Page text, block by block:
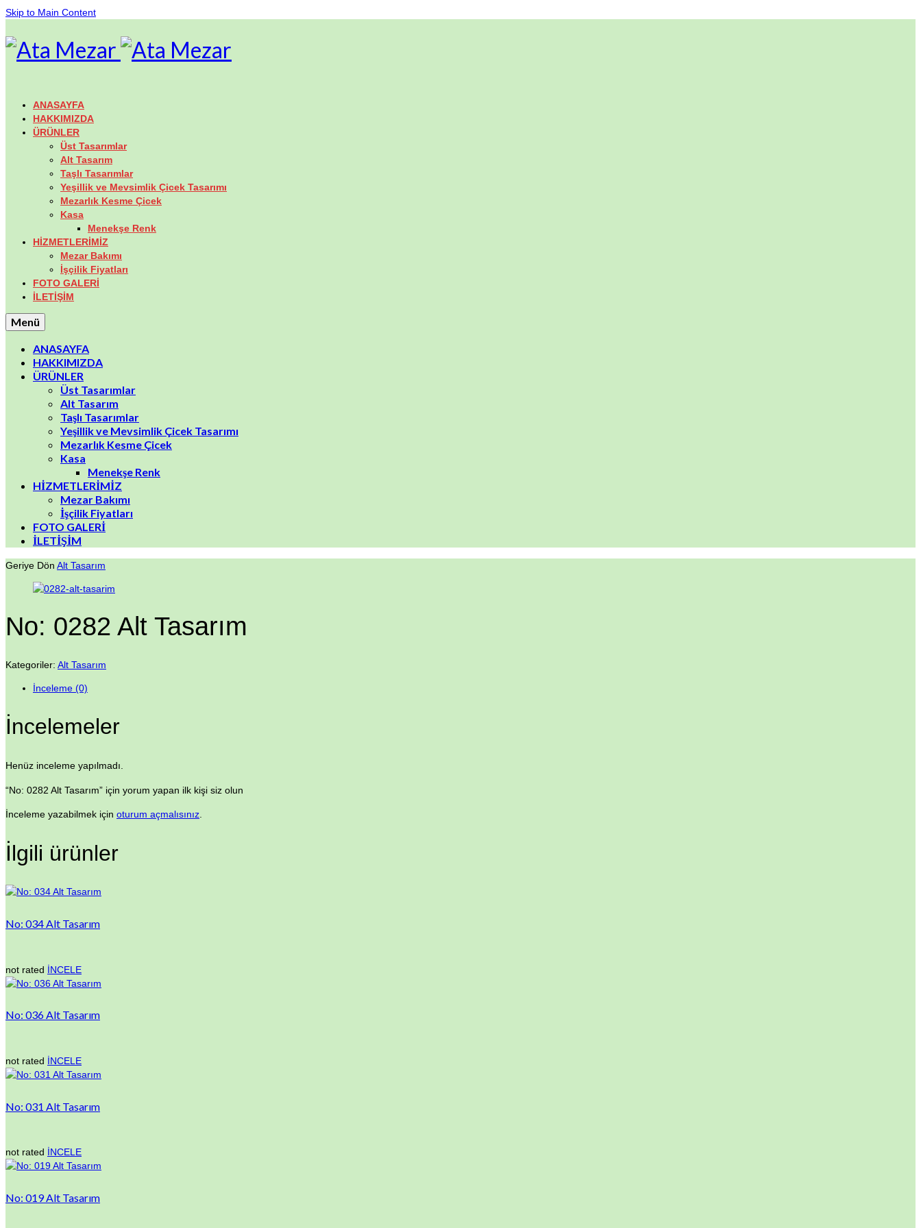
Skip to Main Content
ANASAYFA
HAKKIMIZDA
ÜRÜNLER
Üst Tasarımlar
Alt Tasarım
Taşlı Tasarımlar
Yeşillik ve Mevsimlik Çicek Tasarımı
Mezarlık Kesme Çicek
Kasa
Menekşe Renk
HİZMETLERİMİZ
Mezar Bakımı
İşçilik Fiyatları
FOTO GALERİ
İLETİŞİM
Menü
ANASAYFA
HAKKIMIZDA
ÜRÜNLER
Üst Tasarımlar
Alt Tasarım
Taşlı Tasarımlar
Yeşillik ve Mevsimlik Çicek Tasarımı
Mezarlık Kesme Çicek
Kasa
Menekşe Renk
HİZMETLERİMİZ
Mezar Bakımı
İşçilik Fiyatları
FOTO GALERİ
İLETİŞİM
Geriye Dön Alt Tasarım
No: 0282 Alt Tasarım
Kategoriler: Alt Tasarım
İnceleme (0)
İncelemeler
Henüz inceleme yapılmadı.
“No: 0282 Alt Tasarım” için yorum yapan ilk kişi siz olun
İnceleme yazabilmek için oturum açmalısınız
İlgili ürünler
No: 034 Alt Tasarım
not rated İNCELE
No: 036 Alt Tasarım
not rated İNCELE
No: 031 Alt Tasarım
not rated İNCELE
No: 019 Alt Tasarım